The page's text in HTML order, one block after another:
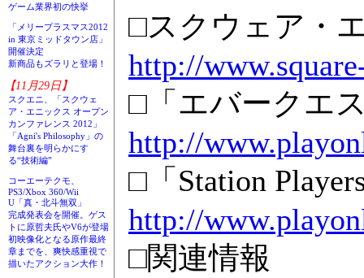
ゲーム業界初の快挙
「メリープラスマス2012
in 東京ミッドタウン店」
開催決定
新商品もズラリと登場！
【11月29日】
スクエニ、「スクウェ
ア・エニックス オープン
カンファレンス 2012」
「Agni's Philosophy」の
舞台裏を明らかにす
る“技術編”
コーエーテクモ、
PS3/Xbox 360/Wii
U「真・北斗無双」
完成発表会を開催。ゲス
トに原哲夫氏やV6が登場
初映像化となる原作最終
章までを、爽快感重視で
描いたアクション大作！
□スクウェア・
http://
□「エバークエ
http://
□「Station
http://
□関連情報